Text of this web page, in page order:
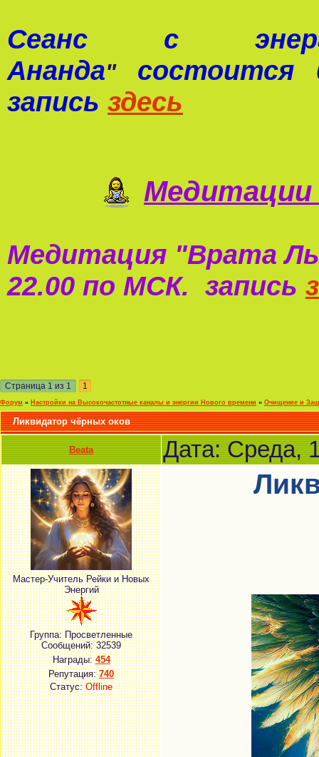
Сеанс с
Ананда"
состоится
запись здесь
Медитации
Медитация "Врата
22.00 по МСК. запись
Страница 1 из 1 1
Форум » Настройки на Высокочастотные каналы и энергии Нового времени » Очищение и
Ликвидатор чёрных оков
Beata Дата: Среда,
Мастер-Учитель Рейки и Новых
Энергий
Группа: Просветленные
Сообщений:32539
Награды:454
Репутация:740
Статус:Offline